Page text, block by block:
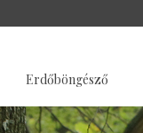
Erdőböngésző